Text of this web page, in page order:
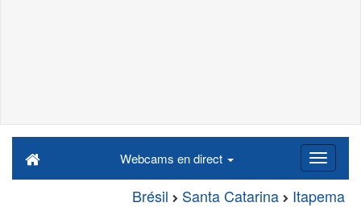
Webcams en direct
Brésil Santa Catarina Itapema